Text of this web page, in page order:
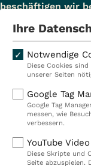
beschäftigen wir
Kliniken
Reha
Prävention
VITREA
Ihre
Notwendige
Diese Cookies
unserer Seiten
Google Tag
Google Tag
messen, wie
verbessern.
YouTube Video
Diese Skripte und
Seite abzuspielen.